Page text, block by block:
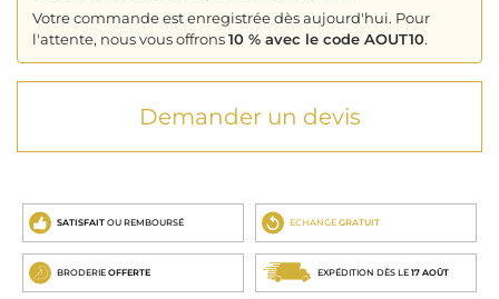
Votre commande est enregistrée dès aujourd'hui. Pour
l'attente, nous vous offrons10 % avec le code AOUT10.
Demander un devis
SATISFAIT OU REMBOURSÉ ECHANGE GRATUIT
BRODERIE OFFERTE EXPÉDITION DÈS LE 17 AOÛT